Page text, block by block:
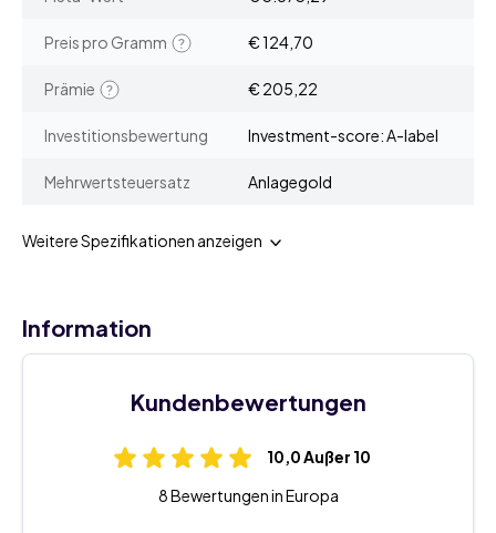
Preis pro Gramm € 124,70
Prämie € 205,22
Investitionsbewertung Investment-score: A-label
Mehrwertsteuersatz Anlagegold
Weitere Spezifikationen anzeigen
Information
Kundenbewertungen
10,0 Außer 10
8 Bewertungen in Europa